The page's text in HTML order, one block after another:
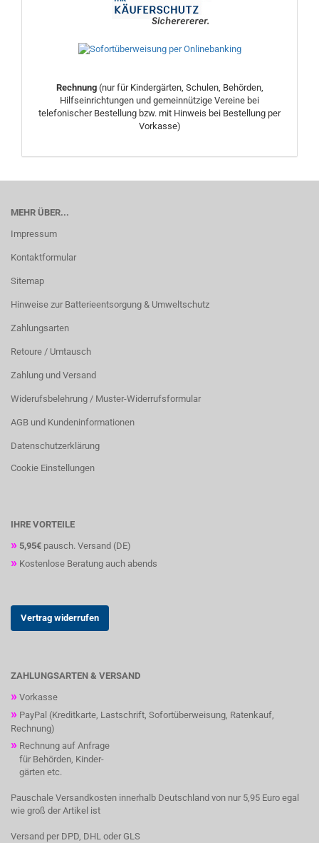
Rechnung (nur für Kindergärten, Schulen, Behörden,
Hilfseinrichtungen und gemeinnützige Vereine bei
telefonischer Bestellung bzw. mit Hinweis bei Bestellung per
Vorkasse)
MEHR ÜBER...
Impressum
Kontaktformular
Sitemap
Hinweise zur Batterieentsorgung & Umweltschutz
Zahlungsarten
Retoure / Umtausch
Zahlung und Versand
Widerufsbelehrung / Muster-Widerrufsformular
AGB und Kundeninformationen
Datenschutzerklärung
Cookie Einstellungen
IHRE VORTEILE
» 5,95€ pausch. Versand (DE)
» Kostenlose Beratung auch abends
Vertrag widerrufen
ZAHLUNGSARTEN & VERSAND
» Vorkasse
» PayPal (Kreditkarte, Lastschrift, Sofortüberweisung, Ratenkauf,
Rechnung)
» Rechnung auf Anfrage
für Behörden, Kinder-
gärten etc.
Pauschale Versandkosten innerhalb Deutschland von nur 5,95 Euro egal
wie groß der Artikel ist
Versand per DPD, DHL oder GLS